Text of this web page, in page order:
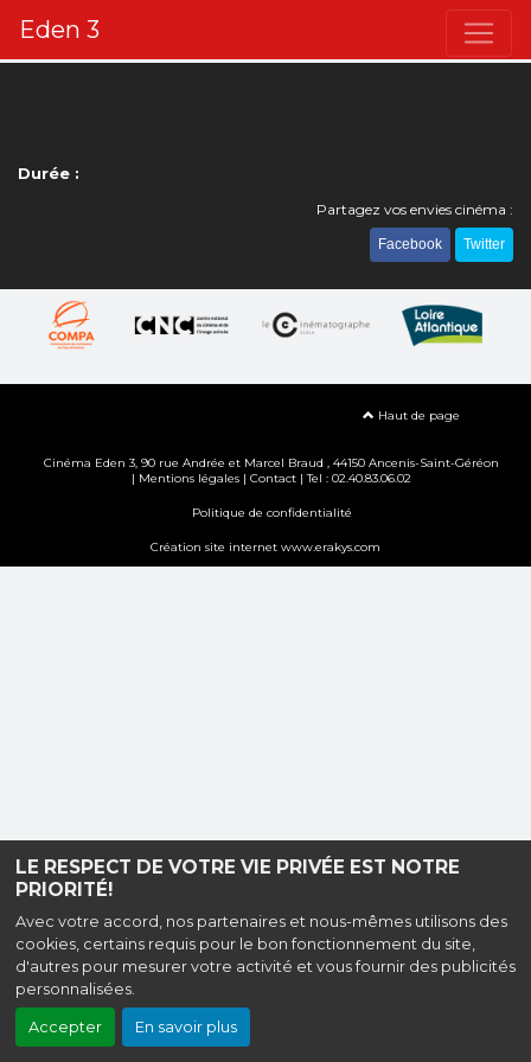
LE RESPECT DE VOTRE VIE PRIVÉE EST NOTRE
PRIORITÉ!
Avec votre accord, nos partenaires et nous-mêmes utilisons des
cookies, certains requis pour le bon fonctionnement du site,
d'autres pour mesurer votre activité et vous fournir des publicités
personnalisées.
Accepter En savoir plus
Eden 3
Durée :
Partagez vos envies cinéma :
Facebook Twitter
Haut de page
Cinéma Eden 3, 90 rue Andrée et Marcel Braud , 44150 Ancenis-Saint-Géréon
| Mentions légales | Contact | Tel : 02.40.83.06.02
Politique de confidentialité
Création site internet www.erakys.com